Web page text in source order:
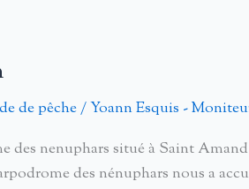
de pêche/Yoann Esquis -
nenuphars situé à Saint
des nénuphars nous a